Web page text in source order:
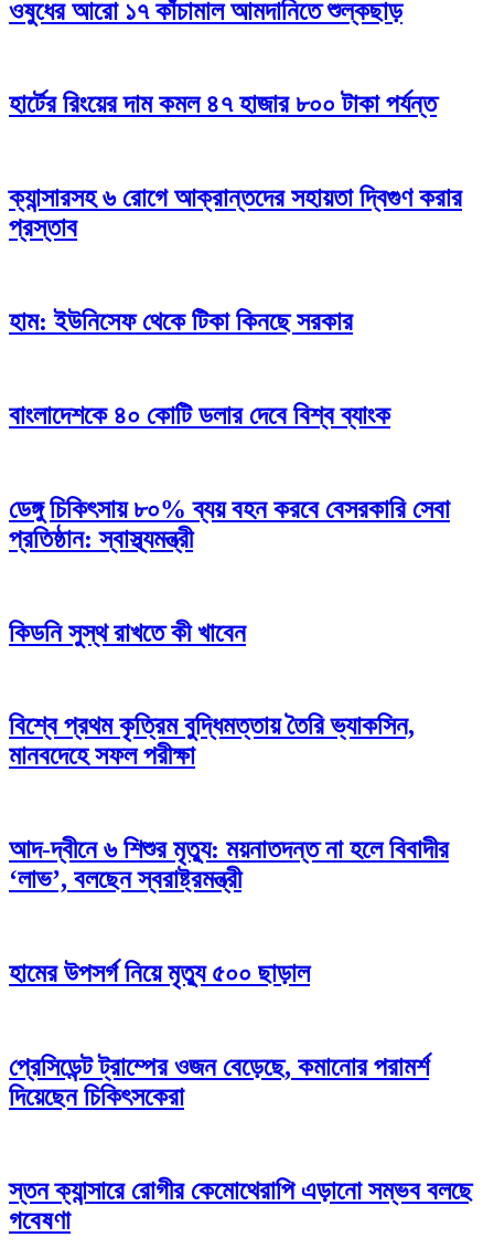
ওষুধের আরো ১৭ কাঁচামাল আমদানিতে শুল্কছাড়
হার্টের রিংয়ের দাম কমল ৪৭ হাজার ৮০০ টাকা পর্যন্ত
ক্যান্সারসহ ৬ রোগে আক্রান্তদের সহায়তা দ্বিগুণ করার
প্রস্তাব
হাম: ইউনিসেফ থেকে টিকা কিনছে সরকার
বাংলাদেশকে ৪০ কোটি ডলার দেবে বিশ্ব ব্যাংক
ডেঙ্গু চিকিৎসায় ৮০% ব্যয় বহন করবে বেসরকারি সেবা
প্রতিষ্ঠান: স্বাস্থ্যমন্ত্রী
কিডনি সুস্থ রাখতে কী খাবেন
বিশ্বে প্রথম কৃত্রিম বুদ্ধিমত্তায় তৈরি ভ্যাকসিন,
মানবদেহে সফল পরীক্ষা
আদ-দ্বীনে ৬ শিশুর মৃত্যু: ময়নাতদন্ত না হলে বিবাদীর
‘লাভ’, বলছেন স্বরাষ্ট্রমন্ত্রী
হামের উপসর্গ নিয়ে মৃত্যু ৫০০ ছাড়াল
প্রেসিডেন্ট ট্রাম্পের ওজন বেড়েছে, কমানোর পরামর্শ
দিয়েছেন চিকিৎসকেরা
স্তন ক্যান্সারে রোগীর কেমোথেরাপি এড়ানো সম্ভব বলছে
গবেষণা